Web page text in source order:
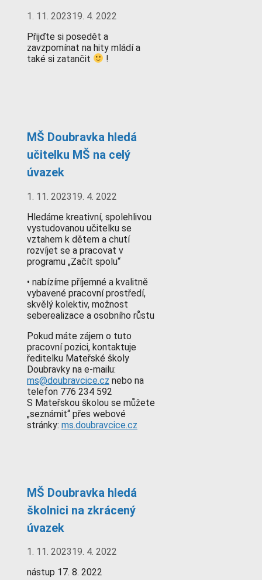
1. 11. 202319. 4. 2022
Přijďte si posedět a
zavzpomínat na hity mládí a
také si zatančit
!
MŠ Doubravka hledá
učitelku MŠ na celý
úvazek
1. 11. 202319. 4. 2022
Hledáme kreativní, spolehlivou
vystudovanou učitelku se
vztahem k dětem a chutí
rozvíjet se a pracovat v
programu „Začít spolu“
• nabízíme příjemné a kvalitně
vybavené pracovní prostředí,
skvělý kolektiv, možnost
seberealizace a osobního růstu
Pokud máte zájem o tuto
pracovní pozici, kontaktuje
ředitelku Mateřské školy
Doubravky na e-mailu:
ms@doubravcice.cz nebo na
telefon 776 234 592
S Mateřskou školou se můžete
„seznámit“ přes webové
stránky: ms.doubravcice.cz
MŠ Doubravka hledá
školnici na zkrácený
úvazek
1. 11. 202319. 4. 2022
nástup 17. 8. 2022